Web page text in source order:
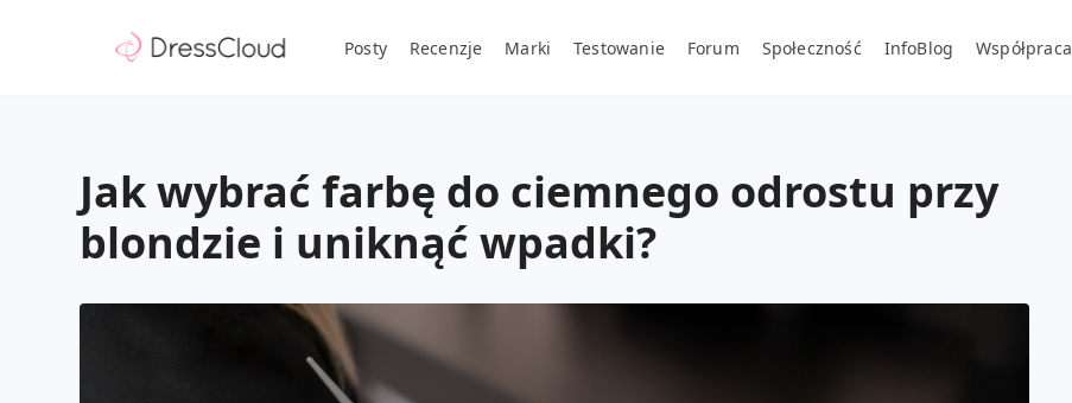
Posty Recenzje Marki Testowanie Forum Społeczność InfoBlog Współpraca
Jak wybrać farbę do ciemnego odrostu przy
blondzie i uniknąć wpadki?